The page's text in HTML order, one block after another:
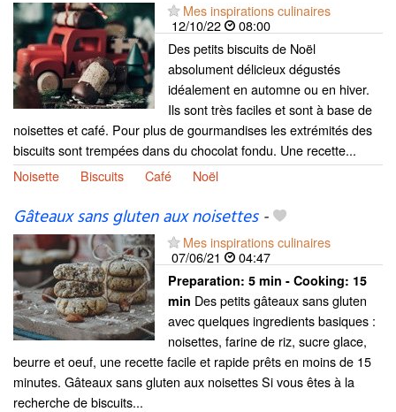
Mes inspirations culinaires
12/10/22
08:00
Des petits biscuits de Noël
absolument délicieux dégustés
idéalement en automne ou en hiver.
Ils sont très faciles et sont à base de
noisettes et café. Pour plus de gourmandises les extrémités des
biscuits sont trempées dans du chocolat fondu. Une recette...
Noisette
Biscuits Café Noël
Gâteaux sans gluten aux noisettes-
Mes inspirations culinaires
07/06/21
04:47
Preparation: 5 min - Cooking: 15
min Des petits gâteaux sans gluten
avec quelques ingredients basiques :
noisettes, farine de riz, sucre glace,
beurre et oeuf, une recette facile et rapide prêts en moins de 15
minutes. Gâteaux sans gluten aux noisettes Si vous êtes à la
recherche de biscuits...